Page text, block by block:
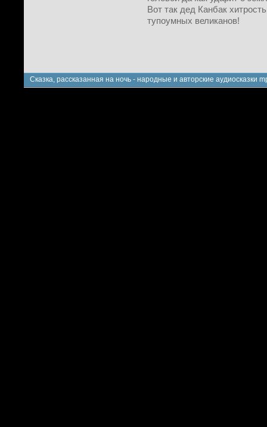
Вот так дед Канбак
тупоумных великанов!
Сказка, рассказанная на ночь - народные и авторские аудиосказки